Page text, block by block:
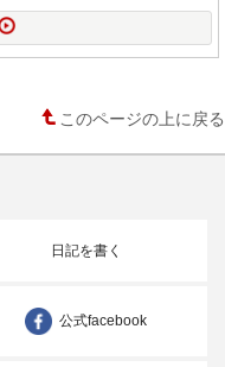
このページの上に戻る
日記を書く
公式facebook